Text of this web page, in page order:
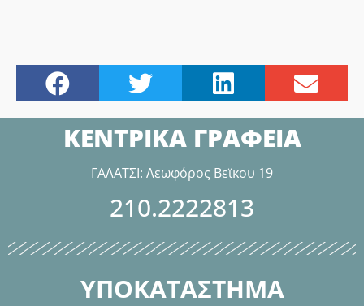
ΚΕΝΤΡΙΚΑ ΓΡΑΦΕΙΑ
ΓΑΛΑΤΣΙ: Λεωφόρος Βεϊκου 19
210.2222813
ΥΠΟΚΑΤΑΣΤΗΜΑ